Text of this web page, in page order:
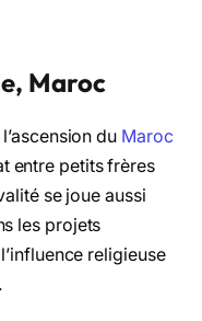
Maroc
du Maroc
entre petits frères
se joue aussi
les projets
religieuse